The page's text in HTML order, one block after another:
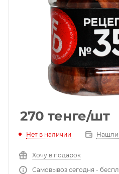
270 тенге/шт
Нет в наличии Нашли
Хочу в подарок
Самовывоз сегодня -